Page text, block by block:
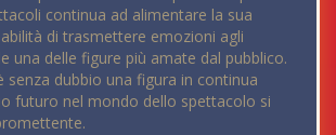
continua ad alimentare la sua
di trasmettere emozioni agli
una delle figure più amate dal pubblico.
senza dubbio una figura in continua
futuro nel mondo dello spettacolo si